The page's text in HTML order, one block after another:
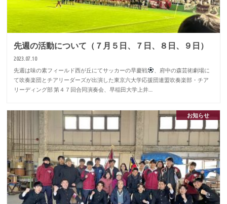
先週の活動について（７月５日、７日、８日、９日）
2023.07.10
先週は味の素フィールド西が丘にてサッカーの早慶戦
、府中の森芸術劇場に
て吹奏楽団とチアリーダーズが出演した東京六大学応援団連盟吹奏楽部・チア
リーディング部 第４７回合同演奏会、早稲田大学上井…
お知らせ